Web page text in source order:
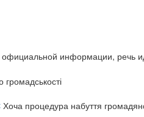
информации, речь
Хоча процедура набуття